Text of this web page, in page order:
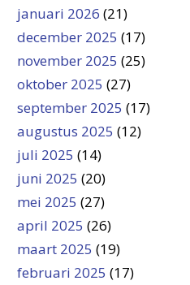
januari 2026 (21)
december 2025 (17)
november 2025 (25)
oktober 2025 (27)
september 2025 (17)
augustus 2025 (12)
juli 2025 (14)
juni 2025 (20)
mei 2025 (27)
april 2025 (26)
maart 2025 (19)
februari 2025 (17)